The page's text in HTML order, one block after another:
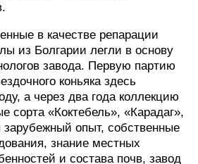
в качестве репарации
из Болгарии легли в основу
завода. Первую партию
коньяка здесь
а через два года коллекцию
сорта «Коктебель», «Карадаг»,
опыт, собственные
знание местных
и состава почв, завод